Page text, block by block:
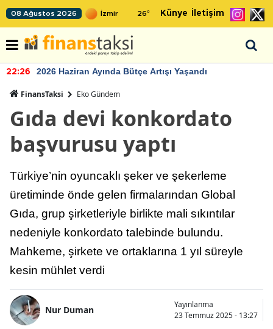
08 Ağustos 2026 26° Künye İletişim
22:26 2026 Haziran Ayında Bütçe Artışı Yaşandı
FinansTaksi Eko Gündem
Gıda devi konkordato
başvurusu yaptı
Türkiye’nin oyuncaklı şeker ve şekerleme
üretiminde önde gelen firmalarından Global
Gıda, grup şirketleriyle birlikte mali sıkıntılar
nedeniyle konkordato talebinde bulundu.
Mahkeme, şirkete ve ortaklarına 1 yıl süreyle
kesin mühlet verdi
Nur Duman
Yayınlanma
23 Temmuz 2025 - 13:27